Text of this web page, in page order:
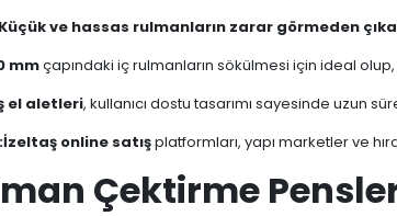
Küçük ve hassas rulmanların zarar görmeden
mmçapındaki iç rulmanların sökülmesi için ideal
el aletleri, kullanıcı dostu tasarımı sayesinde uzun
İzeltaş online satışplatformları, yapı marketler ve
Çektirme